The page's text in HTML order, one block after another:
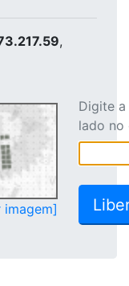
,
Digite
lado no